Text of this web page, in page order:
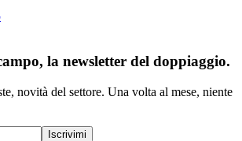
, la newsletter del doppiaggio.
novità del settore. Una volta al mese, niente
Iscrivimi